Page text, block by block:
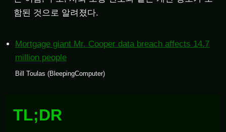
함된 것으로 알려졌다.
Mortgage giant Mr. Cooper data breach affects 14.7
million people
Bill Toulas (BleepingComputer)
TL;DR